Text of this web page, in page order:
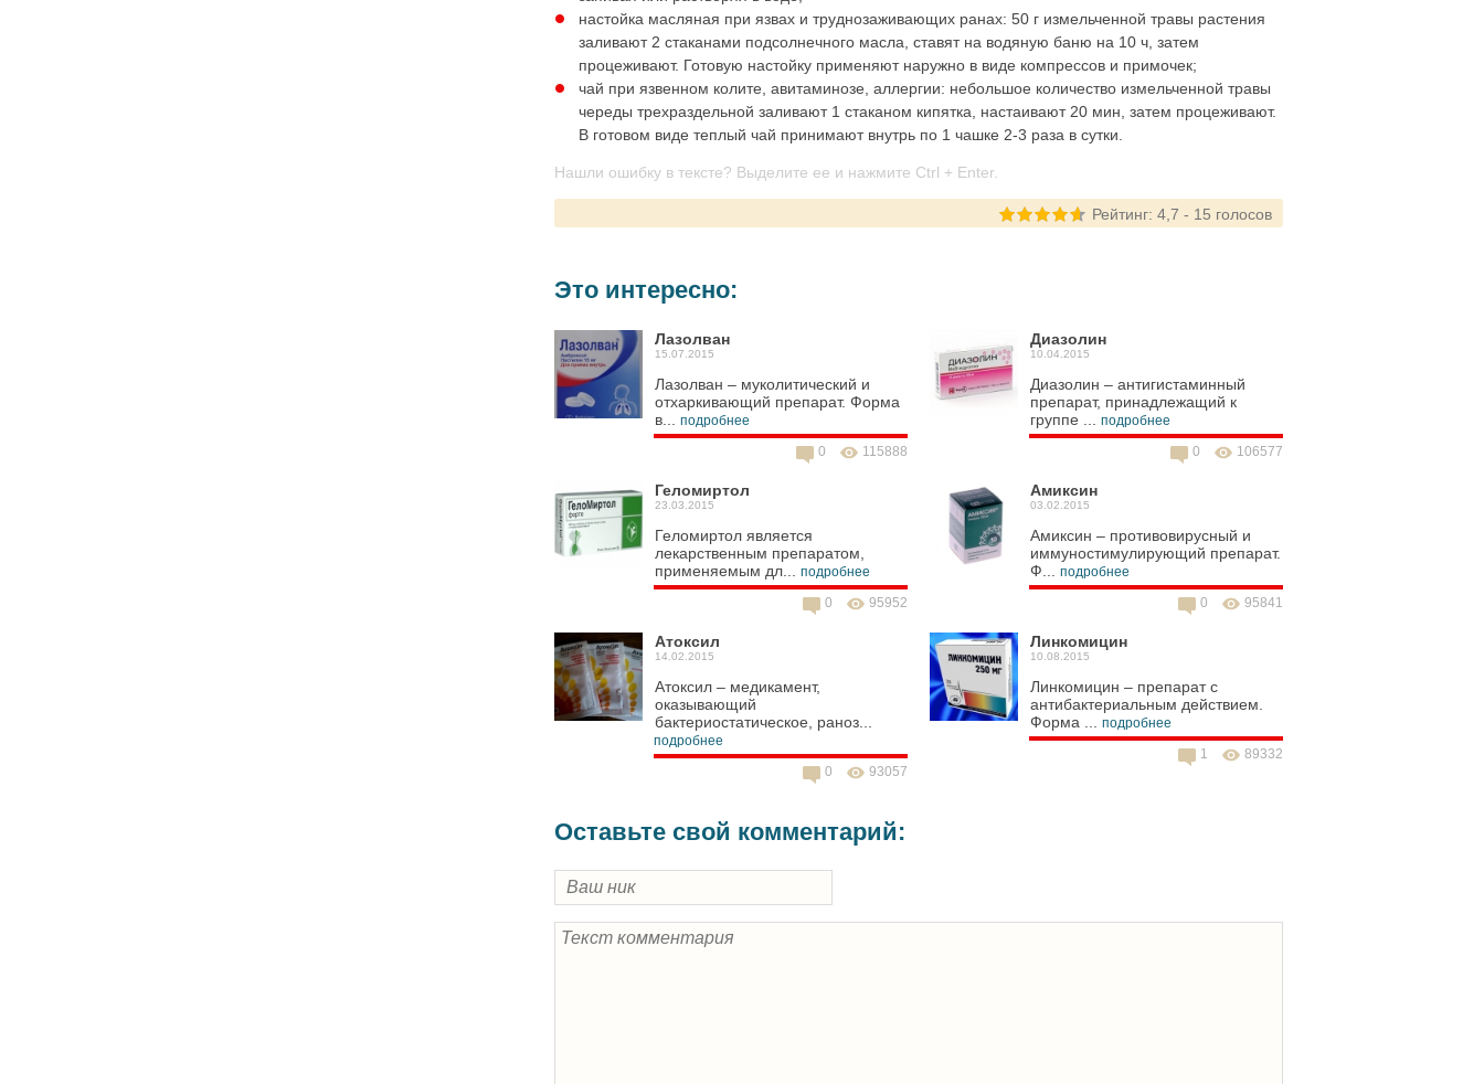
настойка масляная при язвах и труднозаживающих ранах: 50 г измельченной травы растения
заливают 2 стаканами подсолнечного масла, ставят на водяную баню на 10 ч, затем
процеживают. Готовую настойку применяют наружно в виде компрессов и примочек;
чай при язвенном колите, авитаминозе, аллергии: небольшое количество измельченной травы
череды трехраздельной заливают 1 стаканом кипятка, настаивают 20 мин, затем процеживают.
В готовом виде теплый чай принимают внутрь по 1 чашке 2-3 раза в сутки.
Нашли ошибку в тексте? Выделите ее и нажмите Ctrl + Enter.
Рейтинг: 4,7 - 15 голосов
Это интересно:
Лазолван
15.07.2015
Лазолван – муколитический и
отхаркивающий препарат. Форма
в... подробнее
115888
0
Диазолин
10.04.2015
Диазолин – антигистаминный
препарат, принадлежащий к
группе ... подробнее
106577
0
Геломиртол
23.03.2015
Геломиртол является
лекарственным препаратом,
применяемым дл... подробнее
95952
0
Амиксин
03.02.2015
Амиксин – противовирусный и
иммуностимулирующий препарат.
Ф... подробнее
95841
0
Атоксил
14.02.2015
Атоксил – медикамент,
оказывающий
бактериостатическое, раноз...
подробнее
93057
0
Линкомицин
10.08.2015
Линкомицин – препарат с
антибактериальным действием.
Форма ... подробнее
89332
1
Оставьте свой комментарий: